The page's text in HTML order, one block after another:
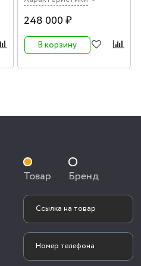
248 000 ₽
В корзину
Товар Бренд